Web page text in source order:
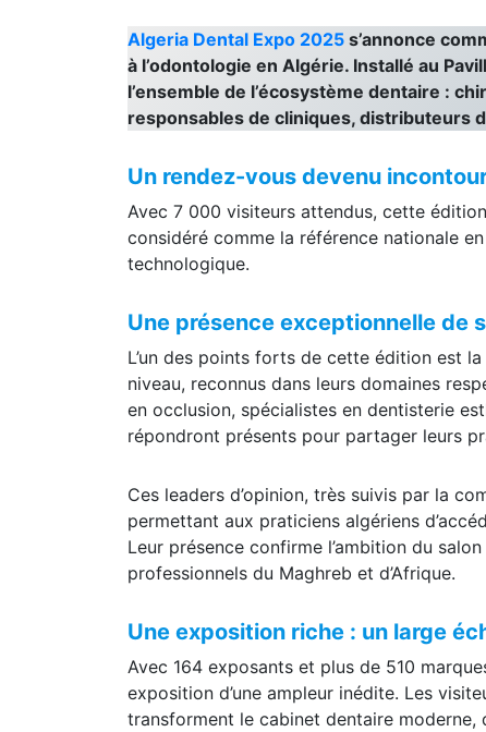
Algeria Dental Expo 2025 s’annonce
à l’odontologie en Algérie. Installé au
l’ensemble de l’écosystème dentaire :
responsables de cliniques, distributeurs
Un rendez-vous devenu
Avec 7 000 visiteurs attendus, cette
considéré comme la référence nationale
technologique.
Une présence exceptionnelle de
L’un des points forts de cette édition est
niveau, reconnus dans leurs domaines
en occlusion, spécialistes en dentisterie
répondront présents pour partager leurs
Ces leaders d’opinion, très suivis par la
permettant aux praticiens algériens
Leur présence confirme l’ambition du
professionnels du Maghreb et d’Afrique.
Une exposition riche : un large
Avec 164 exposants et plus de 510
exposition d’une ampleur inédite. Les
transforment le cabinet dentaire moderne,